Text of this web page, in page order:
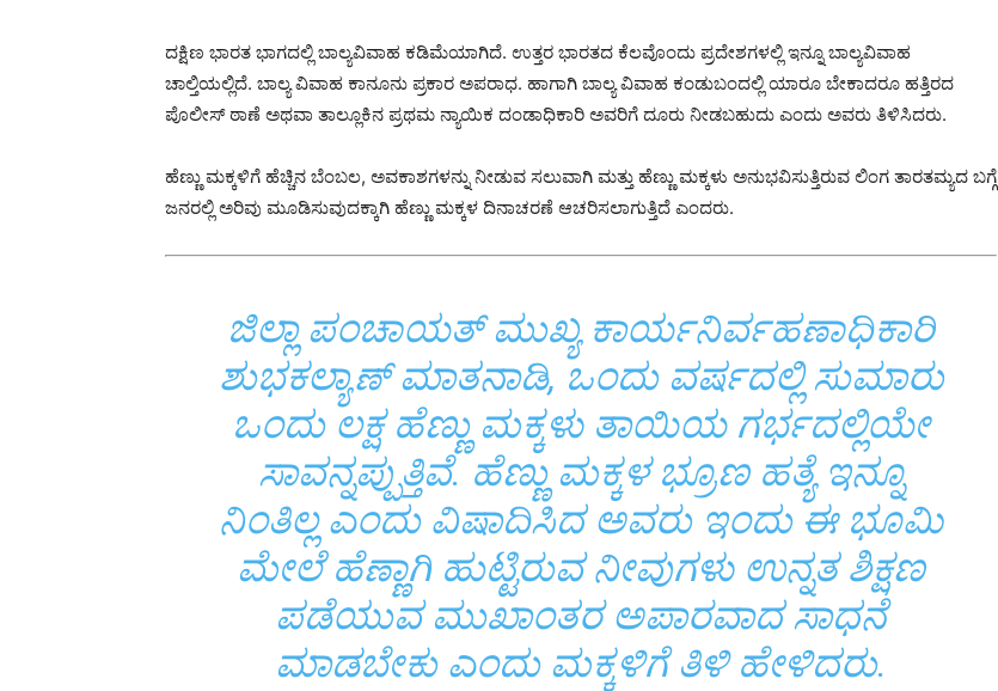
ದಕ್ಷಿಣ ಭಾರತ ಭಾಗದಲ್ಲಿ ಬಾಲ್ಯವಿವಾಹ ಕಡಿಮೆಯಾಗಿದೆ. ಉತ್ತರ ಭಾರತದ ಕೆಲವೊಂದು ಪ್ರದೇಶಗಳಲ್ಲಿ ಇನ್ನೂ ಬಾಲ್ಯವಿವಾಹ
ಚಾಲ್ತಿಯಲ್ಲಿದೆ. ಬಾಲ್ಯ ವಿವಾಹ ಕಾನೂನು ಪ್ರಕಾರ ಅಪರಾಧ. ಹಾಗಾಗಿ ಬಾಲ್ಯ ವಿವಾಹ ಕಂಡುಬಂದಲ್ಲಿ ಯಾರೂ ಬೇಕಾದರೂ ಹತ್ತಿರದ
ಪೊಲೀಸ್ ಠಾಣೆ ಅಥವಾ ತಾಲ್ಲೂಕಿನ ಪ್ರಥಮ ನ್ಯಾಯಿಕ ದಂಡಾಧಿಕಾರಿ ಅವರಿಗೆ ದೂರು ನೀಡಬಹುದು ಎಂದು ಅವರು ತಿಳಿಸಿದರು.
ಹೆಣ್ಣು ಮಕ್ಕಳಿಗೆ ಹೆಚ್ಚಿನ ಬೆಂಬಲ, ಅವಕಾಶಗಳನ್ನು ನೀಡುವ ಸಲುವಾಗಿ ಮತ್ತು ಹೆಣ್ಣು ಮಕ್ಕಳು ಅನುಭವಿಸುತ್ತಿರುವ ಲಿಂಗ ತಾರತಮ್ಯದ ಬಗ್ಗೆ
ಜನರಲ್ಲಿ ಅರಿವು ಮೂಡಿಸುವುದಕ್ಕಾಗಿ ಹೆಣ್ಣು ಮಕ್ಕಳ ದಿನಾಚರಣೆ ಆಚರಿಸಲಾಗುತ್ತಿದೆ ಎಂದರು.
ಜಿಲ್ಲಾ ಪಂಚಾಯತ್ ಮುಖ್ಯ ಕಾರ್ಯನಿರ್ವಹಣಾಧಿಕಾರಿ
ಶುಭಕಲ್ಯಾಣ್ ಮಾತನಾಡಿ, ಒಂದು ವರ್ಷದಲ್ಲಿ ಸುಮಾರು
ಒಂದು ಲಕ್ಷ ಹೆಣ್ಣು ಮಕ್ಕಳು ತಾಯಿಯ ಗರ್ಭದಲ್ಲಿಯೇ
ಸಾವನ್ನಪ್ಪುತ್ತಿವೆ. ಹೆಣ್ಣು ಮಕ್ಕಳ ಭ್ರೂಣ ಹತ್ಯೆ ಇನ್ನೂ
ನಿಂತಿಲ್ಲ ಎಂದು ವಿಷಾದಿಸಿದ ಅವರು ಇಂದು ಈ ಭೂಮಿ
ಮೇಲೆ ಹೆಣ್ಣಾಗಿ ಹುಟ್ಟಿರುವ ನೀವುಗಳು ಉನ್ನತ ಶಿಕ್ಷಣ
ಪಡೆಯುವ ಮುಖಾಂತರ ಅಪಾರವಾದ ಸಾಧನೆ
ಮಾಡಬೇಕು ಎಂದು ಮಕ್ಕಳಿಗೆ ತಿಳಿ ಹೇಳಿದರು.